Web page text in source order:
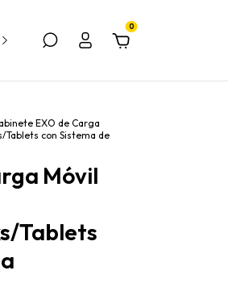
para escuelas y empresas
0
EXO de Carga
Tablets con Sistema de
Móvil
Tablets